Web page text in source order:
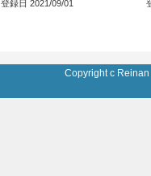
登録日 2021/09/01
Copyright c